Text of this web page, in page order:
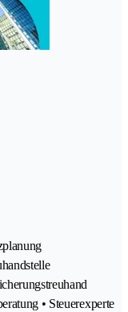
• Steuerexperte